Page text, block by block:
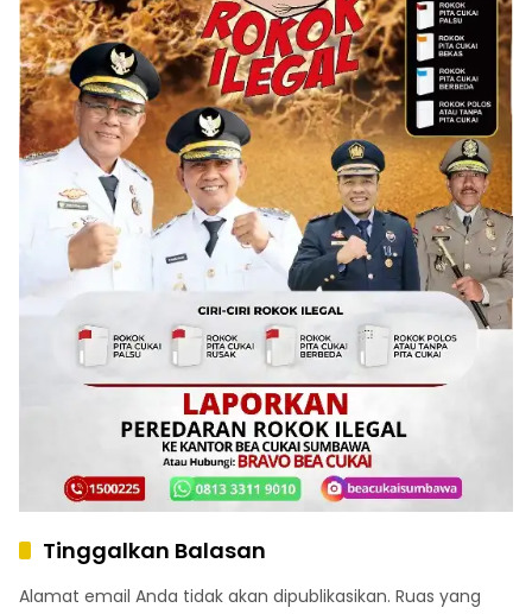
Tinggalkan Balasan
Alamat email Anda tidak akan dipublikasikan. Ruas yang